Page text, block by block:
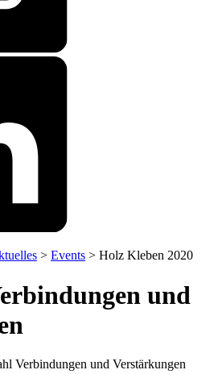
> Events > Holz Kleben 2020
und
Verbindungen und Verstärkungen